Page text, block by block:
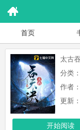
首页
太古
分类：
作者：
更新：
开始阅读